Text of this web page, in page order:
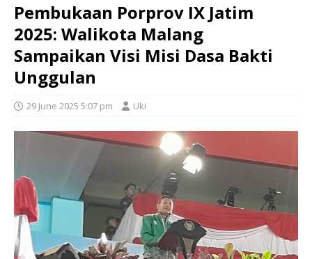
Pembukaan Porprov IX Jatim
2025: Walikota Malang
Sampaikan Visi Misi Dasa Bakti
Unggulan
29 June 2025 5:07 pm Uki